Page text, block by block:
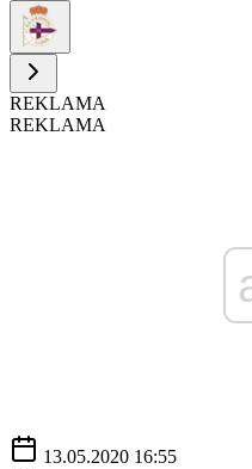
REKLAMA
REKLAMA
13.05.2020 16:55